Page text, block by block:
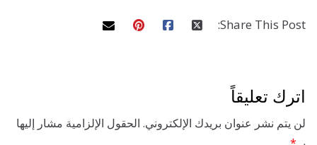
Share This
نشر عنوان بريدك الإلكتروني.الحقول الإلزامية مشار إليها